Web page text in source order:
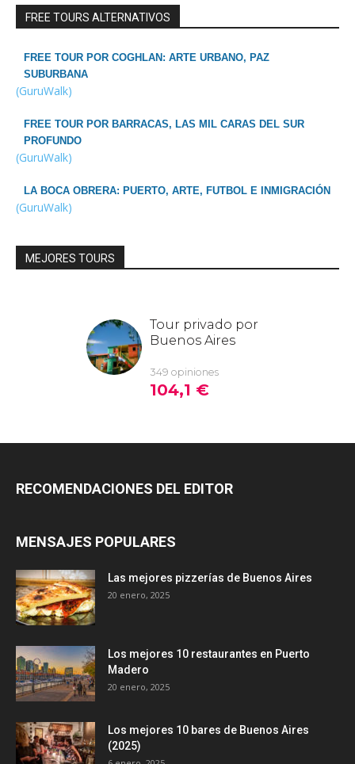
FREE TOURS ALTERNATIVOS
FREE TOUR POR COGHLAN: ARTE URBANO, PAZ
SUBURBANA
(GuruWalk)
FREE TOUR POR BARRACAS, LAS MIL CARAS DEL SUR
PROFUNDO
(GuruWalk)
LA BOCA OBRERA: PUERTO, ARTE, FUTBOL E INMIGRACIÓN
(GuruWalk)
MEJORES TOURS
RECOMENDACIONES DEL EDITOR
MENSAJES POPULARES
Las mejores pizzerías de Buenos Aires
20 enero, 2025
Los mejores 10 restaurantes en Puerto
Madero
20 enero, 2025
Los mejores 10 bares de Buenos Aires
(2025)